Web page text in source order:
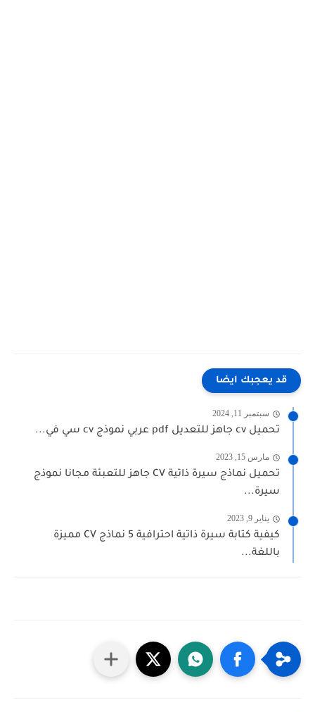
قد يعجبك ايضا
سبتمبر 11, 2024
تحميل cv جاهز للتعديل pdf عربي نموذج cv سي في...
مارس 15, 2023
تحميل نماذج سيرة ذاتية CV جاهز للتعبئة مجانا نموذج
سيرة...
يناير 9, 2023
كيفية كتابة سيرة ذاتية احترافية 5 نماذج CV مميزة
باللغة...